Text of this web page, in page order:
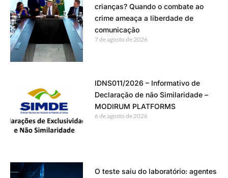
crianças? Quando o combate ao
crime ameaça a liberdade de
comunicação
7 de agosto de 2026
IDNS011/2026 – Informativo de
Declaração de não Similaridade –
MODIRUM PLATFORMS
6 de agosto de 2026
O teste saiu do laboratório: agentes